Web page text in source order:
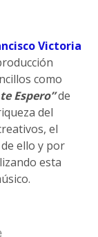
Victoria
como
Espero”de
del
el
ello y por
esta